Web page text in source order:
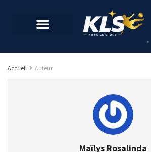
Accueil Auteur
Maïlys Rosalinda